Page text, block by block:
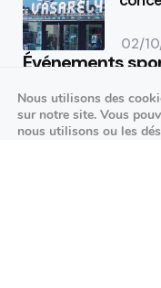
02/
Événements
Aucun article trouvé.
Festivités
Nous utilisons des
sur notre site. Vous
nous utilisons ou les